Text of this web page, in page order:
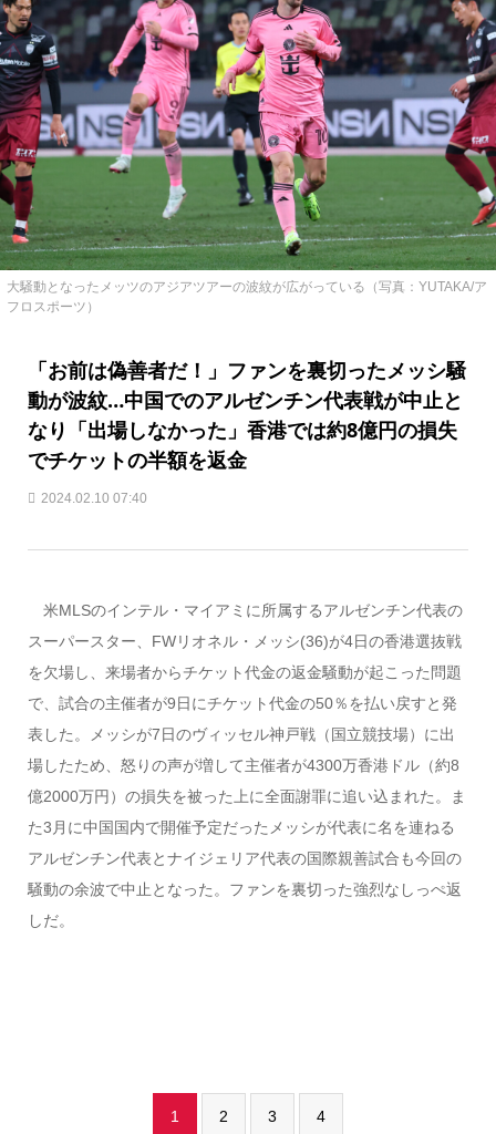
大騒動となったメッツのアジアツアーの波紋が広がっている（写真：YUTAKA/ア
フロスポーツ）
「お前は偽善者だ！」ファンを裏切ったメッシ騒
動が波紋…中国でのアルゼンチン代表戦が中止と
なり「出場しなかった」香港では約8億円の損失
でチケットの半額を返金
2024.02.10 07:40
米MLSのインテル・マイアミに所属するアルゼンチン代表の
スーパースター、FWリオネル・メッシ(36)が4日の香港選抜戦
を欠場し、来場者からチケット代金の返金騒動が起こった問題
で、試合の主催者が9日にチケット代金の50％を払い戻すと発
表した。メッシが7日のヴィッセル神戸戦（国立競技場）に出
場したため、怒りの声が増して主催者が4300万香港ドル（約8
億2000万円）の損失を被った上に全面謝罪に追い込まれた。ま
た3月に中国国内で開催予定だったメッシが代表に名を連ねる
アルゼンチン代表とナイジェリア代表の国際親善試合も今回の
騒動の余波で中止となった。ファンを裏切った強烈なしっぺ返
しだ。
1 2 3 4